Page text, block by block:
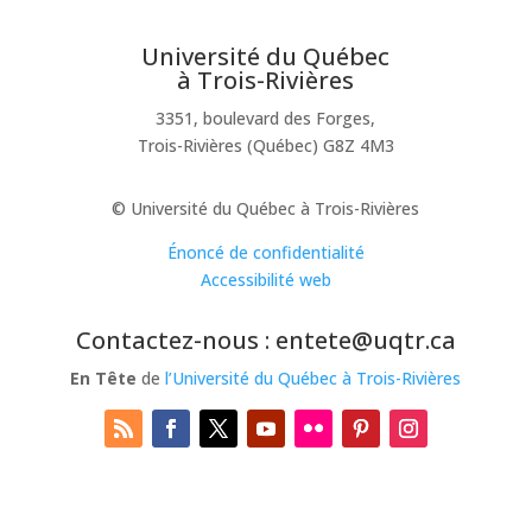
Université du Québec
à Trois-Rivières
3351, boulevard des Forges,
Trois-Rivières (Québec) G8Z 4M3
© Université du Québec à Trois-Rivières
Énoncé de confidentialité
Accessibilité web
Contactez-nous : entete@uqtr.ca
En Tête del’Université du Québec à Trois-Rivières